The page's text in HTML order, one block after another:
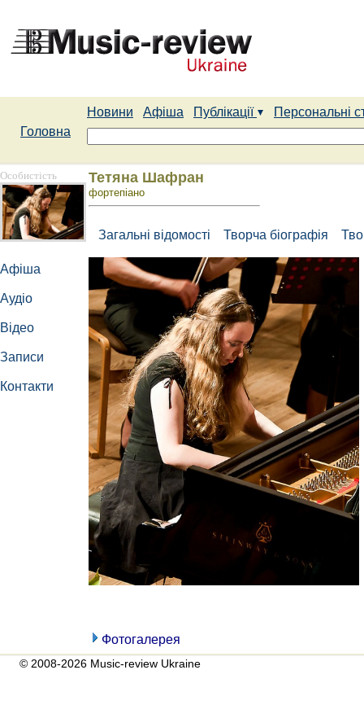
Новини Афіша Публікації
Персональні
Головна
Особистість
Афіша
Аудіо
Відео
Записи
Контакти
Тетяна Шафран
фортепіано
Загальні відомості Творча біографія
Фотогалерея
© 2008-2026 Music-review Ukraine